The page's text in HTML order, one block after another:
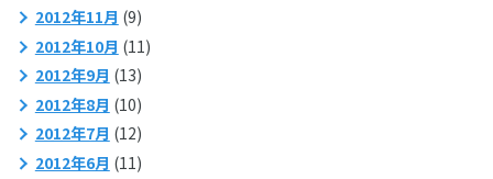
2012年11月 (9)
2012年10月 (11)
2012年9月 (13)
2012年8月 (10)
2012年7月 (12)
2012年6月 (11)